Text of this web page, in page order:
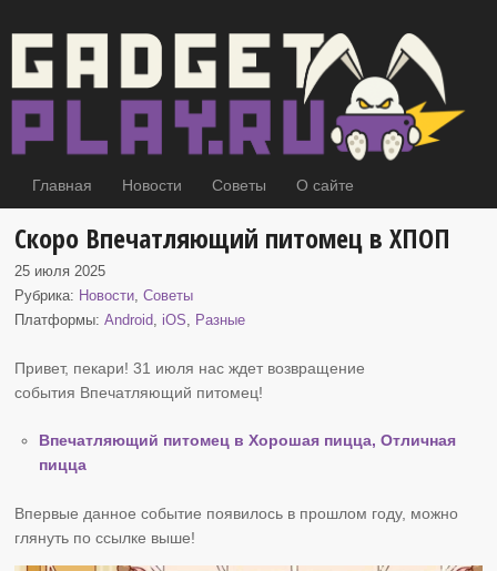
Главная Новости Советы О сайте
Скоро Впечатляющий питомец в ХПОП
25 июля 2025
Рубрика: Новости,Советы
Платформы:Android, iOS, Разные
Привет, пекари! 31 июля нас ждет возвращение
события Впечатляющий питомец!
Впечатляющий питомец в Хорошая пицца, Отличная
пицца
Впервые данное событие появилось в прошлом году, можно
глянуть по ссылке выше!